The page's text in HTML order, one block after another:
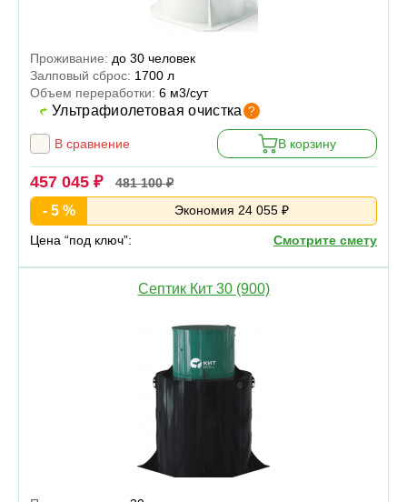
Проживание: до 30 человек
Залповый сброс: 1700 л
Объем переработки: 6 м3/сут
Ультрафиолетовая очистка ?
В сравнение В корзину
457 045 ₽ 481 100 ₽
- 5 % Экономия 24 055 ₽
Цена “под ключ”: Смотрите смету
Септик Кит 30 (900)